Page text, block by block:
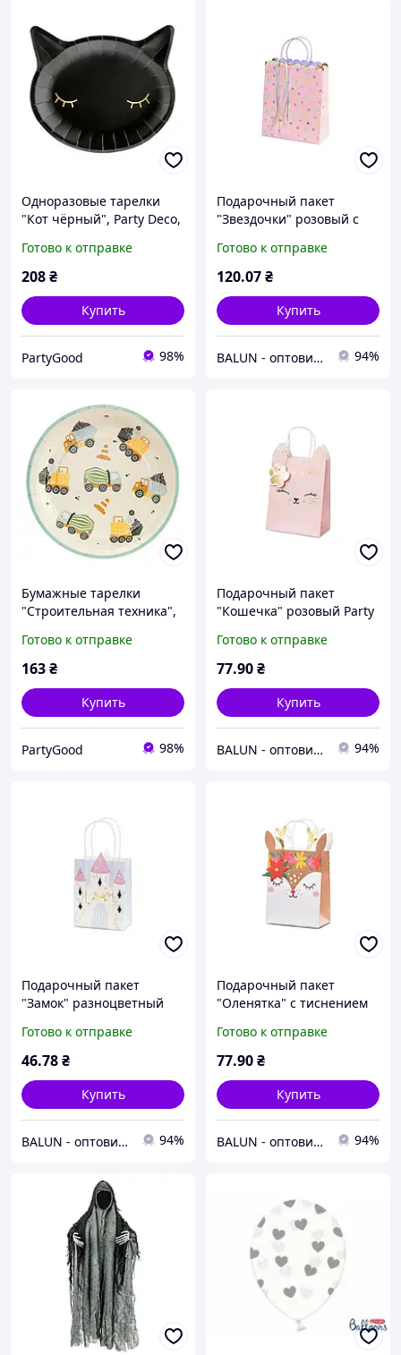
Одноразовые тарелки
"Кот чёрный", Party Deco,
Готово к отправке
208₴
Купить
PartyGood 98%
Подарочный пакет
"Звездочки" розовый с
(26х32х13см) 1шт.
Готово к отправке
120.07₴
Купить
BALUN - оптовий постачальник товарів для свята🎈 94%
Бумажные тарелки
"Строительная техника",
см
Готово к отправке
163₴
Купить
PartyGood 98%
Подарочный пакет
"Кошечка" розовый Party
1шт.
Готово к отправке
77.90₴
Купить
BALUN - оптовий постачальник товарів для свята🎈 94%
Подарочный пакет
"Замок" разноцветный
1шт
Готово к отправке
46.78₴
Купить
BALUN - оптовий постачальник товарів для свята🎈 94%
Подарочный пакет
"Оленятка" с тиснением
1шт.
Готово к отправке
77.90₴
Купить
BALUN - оптовий постачальник товарів для свята🎈 94%